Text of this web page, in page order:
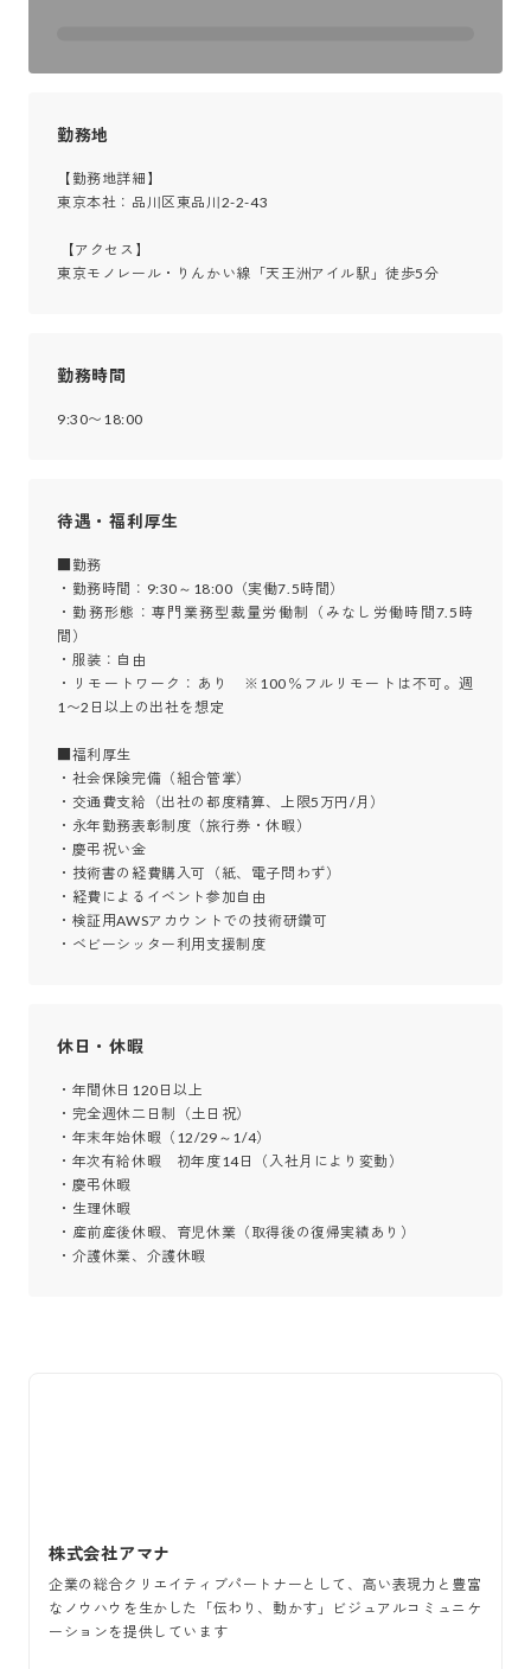
勤務地
【勤務地詳細】
東京本社：品川区東品川2-2-43
東京モノレール・りんかい線「天王洲アイル駅」徒歩5分
勤務時間
9:30〜18:00
待遇・福利厚生
■勤務
・勤務時間：9:30～18:00（実働7.5時間）
・勤務形態：専門業務型裁量労働制（みなし労働時間7.5時
間）
・服装：自由
・リモートワーク：あり　※100％フルリモートは不可。週
1〜2日以上の出社を想定
■福利厚生
・社会保険完備（組合管掌）
・交通費支給（出社の都度精算、上限5万円/月）
・永年勤務表彰制度（旅行券・休暇）
・慶弔祝い金
・技術書の経費購入可（紙、電子問わず）
・経費によるイベント参加自由
・検証用AWSアカウントでの技術研鑽可
・ベビーシッター利用支援制度
休日・休暇
・年間休日120日以上
・完全週休二日制（土日祝）
・年末年始休暇（12/29～1/4）
・年次有給休暇　初年度14日（入社月により変動）
・慶弔休暇
・生理休暇
・産前産後休暇、育児休業（取得後の復帰実績あり）
・介護休業、介護休暇
株式会社アマナ
企業の総合クリエイティブパートナーとして、高い表現力と豊富
なノウハウを生かした「伝わり、動かす」ビジュアルコミュニケ
ーションを提供しています